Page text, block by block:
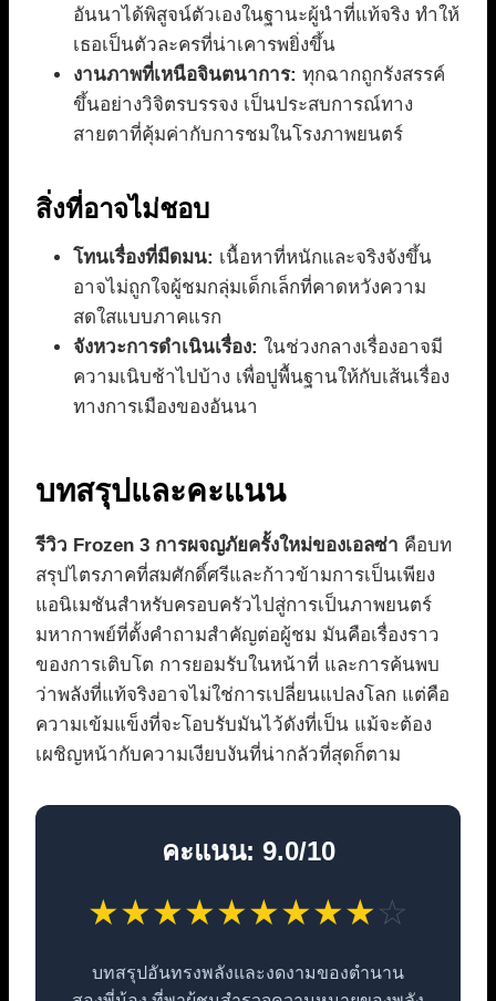
อันนาได้พิสูจน์ตัวเองในฐานะผู้นำที่แท้จริง ทำให้
เธอเป็นตัวละครที่น่าเคารพยิ่งขึ้น
งานภาพที่เหนือจินตนาการ: ทุกฉากถูกรังสรรค์
ขึ้นอย่างวิจิตรบรรจง เป็นประสบการณ์ทาง
สายตาที่คุ้มค่ากับการชมในโรงภาพยนตร์
สิ่งที่อาจไม่ชอบ
โทนเรื่องที่มืดมน: เนื้อหาที่หนักและจริงจังขึ้น
อาจไม่ถูกใจผู้ชมกลุ่มเด็กเล็กที่คาดหวังความ
สดใสแบบภาคแรก
จังหวะการดำเนินเรื่อง: ในช่วงกลางเรื่องอาจมี
ความเนิบช้าไปบ้าง เพื่อปูพื้นฐานให้กับเส้นเรื่อง
ทางการเมืองของอันนา
บทสรุปและคะแนน
รีวิว Frozen 3 การผจญภัยครั้งใหม่ของเอลซ่า คือบท
สรุปไตรภาคที่สมศักดิ์ศรีและก้าวข้ามการเป็นเพียง
แอนิเมชันสำหรับครอบครัวไปสู่การเป็นภาพยนตร์
มหากาพย์ที่ตั้งคำถามสำคัญต่อผู้ชม มันคือเรื่องราว
ของการเติบโต การยอมรับในหน้าที่ และการค้นพบ
ว่าพลังที่แท้จริงอาจไม่ใช่การเปลี่ยนแปลงโลก แต่คือ
ความเข้มแข็งที่จะโอบรับมันไว้ดังที่เป็น แม้จะต้อง
เผชิญหน้ากับความเงียบงันที่น่ากลัวที่สุดก็ตาม
คะแนน: 9.0/10
★★★★★★★★★☆
บทสรุปอันทรงพลังและงดงามของตำนาน